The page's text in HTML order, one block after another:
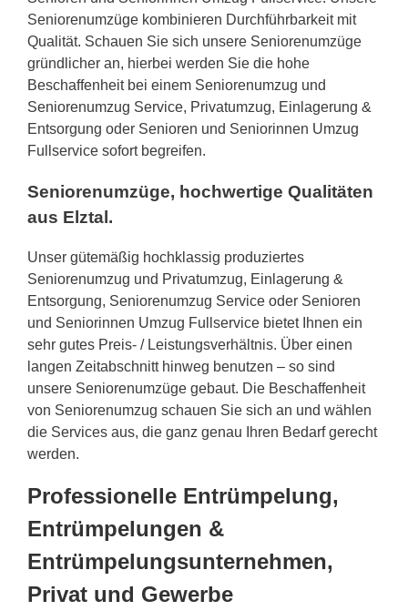
Seniorenumzüge kombinieren Durchführbarkeit mit
Qualität. Schauen Sie sich unsere Seniorenumzüge
gründlicher an, hierbei werden Sie die hohe
Beschaffenheit bei einem Seniorenumzug und
Seniorenumzug Service, Privatumzug, Einlagerung &
Entsorgung oder Senioren und Seniorinnen Umzug
Fullservice sofort begreifen.
Seniorenumzüge, hochwertige Qualitäten
aus Elztal.
Unser gütemäßig hochklassig produziertes
Seniorenumzug und Privatumzug, Einlagerung &
Entsorgung, Seniorenumzug Service oder Senioren
und Seniorinnen Umzug Fullservice bietet Ihnen ein
sehr gutes Preis- / Leistungsverhältnis. Über einen
langen Zeitabschnitt hinweg benutzen – so sind
unsere Seniorenumzüge gebaut. Die Beschaffenheit
von Seniorenumzug schauen Sie sich an und wählen
die Services aus, die ganz genau Ihren Bedarf gerecht
werden.
Professionelle Entrümpelung,
Entrümpelungen &
Entrümpelungsunternehmen,
Privat und Gewerbe